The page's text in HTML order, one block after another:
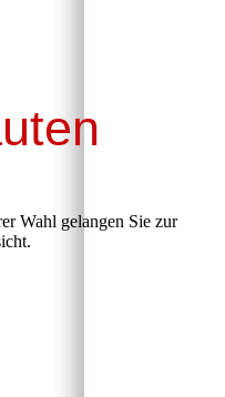
Wahl gelangen Sie zur